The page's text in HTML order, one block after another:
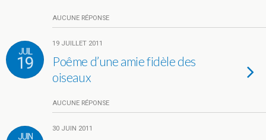
AUCUNE RÉPONSE
JUIL
19
19 JUILLET 2011
Poême d’une amie fidèle des
oiseaux
AUCUNE RÉPONSE
JUIN
30 JUIN 2011